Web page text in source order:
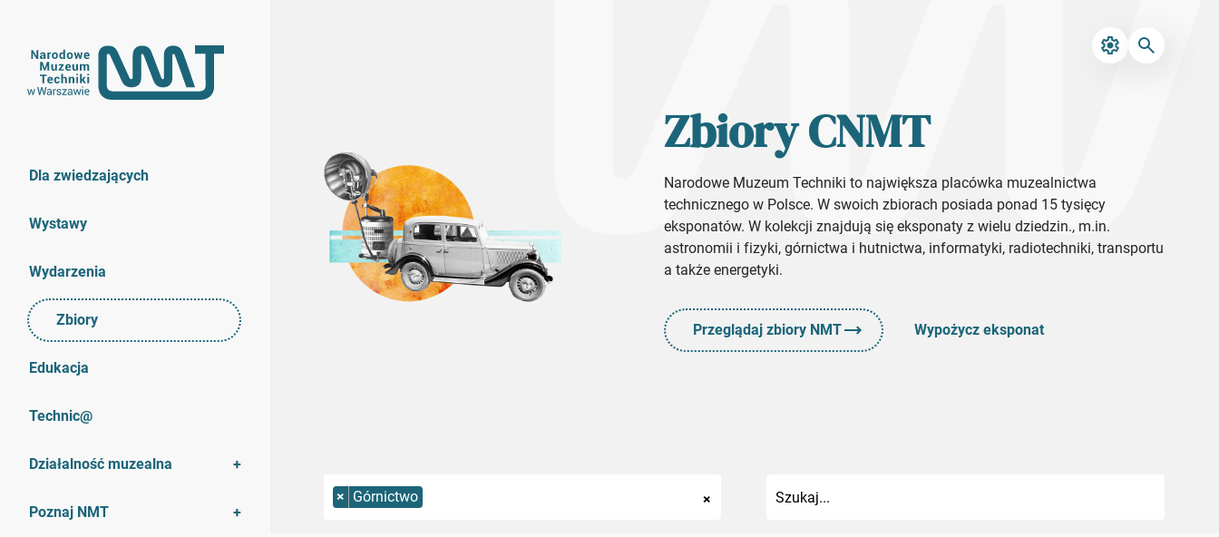
Dla zwiedzających
Wystawy
Wydarzenia
Zbiory
Edukacja
Technic@
Działalność muzealna
Poznaj NMT
Zbiory CNMT
Narodowe Muzeum Techniki to największa placówka muzealnictwa
technicznego w Polsce. W swoich zbiorach posiada ponad 15 tysięcy
eksponatów. W kolekcji znajdują się eksponaty z wielu dziedzin., m.in.
astronomii i fizyki, górnictwa i hutnictwa, informatyki, radiotechniki, transportu
a także energetyki.
Przeglądaj zbiory NMT Wypożycz eksponat
×
× Górnictwo